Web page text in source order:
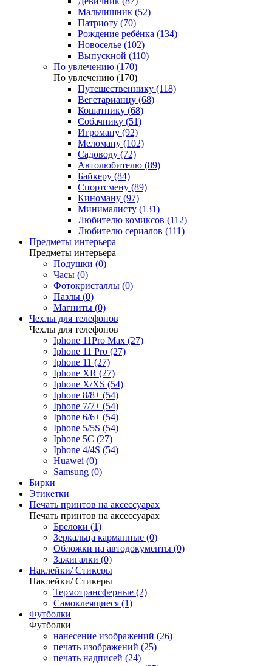
Мальчишник (52)
Патриоту (70)
Рождение ребёнка (134)
Новоселье (102)
Выпускной (110)
По увлечению (170)
По увлечению (170)
Путешественнику (118)
Вегетарианцу (68)
Кошатнику (68)
Собачнику (51)
Игроману (92)
Меломану (102)
Садоводу (72)
Автолюбителю (89)
Байкеру (84)
Спортсмену (89)
Киноману (97)
Минималисту (131)
Любителю комиксов (112)
Любителю сериалов (111)
Предметы интерьера
Предметы интерьера
Подушки (0)
Часы (0)
Фотокристаллы (0)
Пазлы (0)
Магниты (0)
Чехлы для телефонов
Чехлы для телефонов
Iphone 11Pro Max (27)
Iphone 11 Pro (27)
Iphone 11 (27)
Iphone XR (27)
Iphone X/XS (54)
Iphone 8/8+ (54)
Iphone 7/7+ (54)
Iphone 6/6+ (54)
Iphone 5/5S (54)
Iphone 5C (27)
Iphone 4/4S (54)
Huawei (0)
Samsung (0)
Бирки
Этикетки
Печать принтов на аксессуарах
Печать принтов на аксессуарах
Брелоки (1)
Зеркальца карманные (0)
Обложки на автодокументы (0)
Зажигалки (0)
Наклейки/ Стикеры
Наклейки/ Стикеры
Термотрансферные (2)
Самоклеящиеся (1)
Футболки
Футболки
нанесение изображений (26)
печать изображений (25)
печать надписей (24)